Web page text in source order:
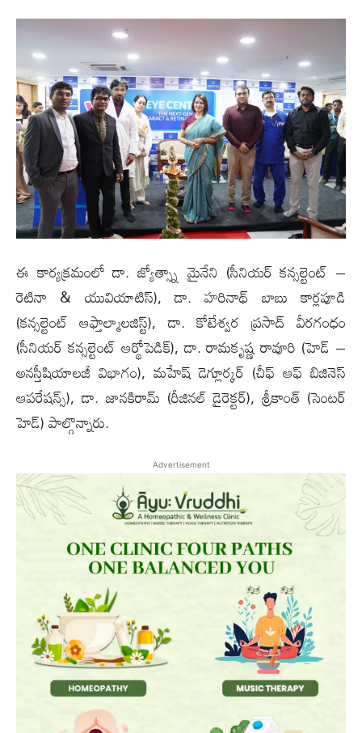
ఈ కార్యక్రమంలో డా. జ్యోత్స్నా మైనేని (సీనియర్ కన్సల్టెంట్ –
రెటినా & యువియాటిస్), డా. హరినాథ్ బాబు కార్లపూడి
(కన్సల్టెంట్ ఆఫ్తాల్మాలజిస్ట్), డా. కోటేశ్వర ప్రసాద్ వీరగంధం
(సీనియర్ కన్సల్టెంట్ ఆర్థోపెడిక్), డా. రామకృష్ణ రావూరి (హెడ్ –
అనస్తీషియాలజీ విభాగం), మహేష్ డెగ్లూర్కర్ (చీఫ్ ఆఫ్ బిజినెస్
ఆపరేషన్స్), డా. జానకిరామ్ (రీజినల్ డైరెక్టర్), శ్రీకాంత్ (సెంటర్
హెడ్) పాల్గొన్నారు.
Advertisement